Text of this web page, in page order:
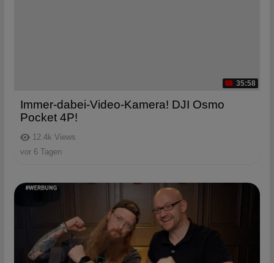
35:58
12.4k Views
Immer-dabei-Video-Kamera! DJI Osmo
Pocket 4P!
vor 6 Tagen